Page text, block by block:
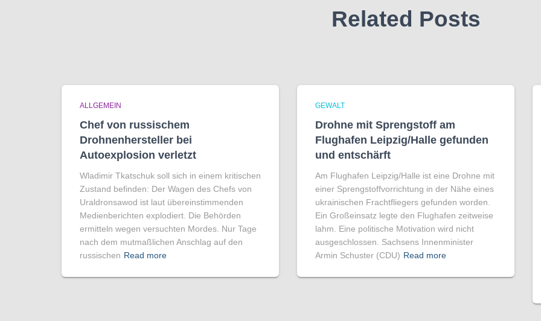
Related Posts
ALLGEMEIN
Chef von russischem
Drohnenhersteller bei
Autoexplosion verletzt
Wladimir Tkatschuk soll sich in einem kritischen
Zustand befinden: Der Wagen des Chefs von
Uraldronsawod ist laut übereinstimmenden
Medienberichten explodiert. Die Behörden
ermitteln wegen versuchten Mordes. Nur Tage
nach dem mutmaßlichen Anschlag auf den
russischen Read more
GEWALT
Drohne mit Sprengstoff am
Flughafen Leipzig/Halle gefunden
und entschärft
Am Flughafen Leipzig/Halle ist eine Drohne mit
einer Sprengstoffvorrichtung in der Nähe eines
ukrainischen Frachtfliegers gefunden worden.
Ein Großeinsatz legte den Flughafen zeitweise
lahm. Eine politische Motivation wird nicht
ausgeschlossen. Sachsens Innenminister
Armin Schuster (CDU) Read more